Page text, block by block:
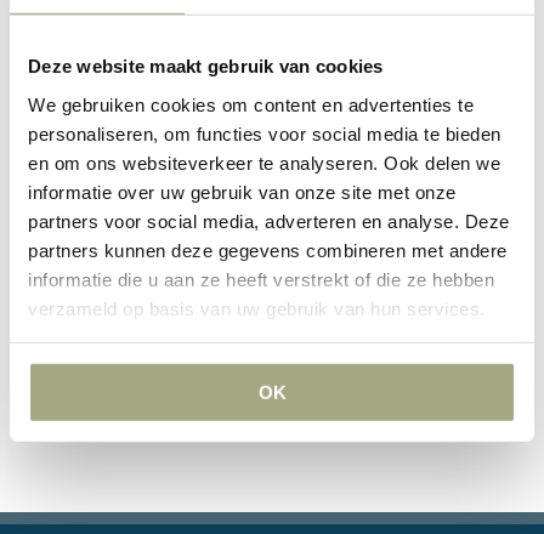
Deze website maakt gebruik van cookies
We gebruiken cookies om content en advertenties te
personaliseren, om functies voor social media te bieden
en om ons websiteverkeer te analyseren. Ook delen we
informatie over uw gebruik van onze site met onze
partners voor social media, adverteren en analyse. Deze
partners kunnen deze gegevens combineren met andere
informatie die u aan ze heeft verstrekt of die ze hebben
verzameld op basis van uw gebruik van hun services.
OK
Informatie
Indien u ook interesse heeft in een workshop verzorgd door
ons kantoor, kunt u vrijblijvend contact opnemen met Rob
Steenhoek.